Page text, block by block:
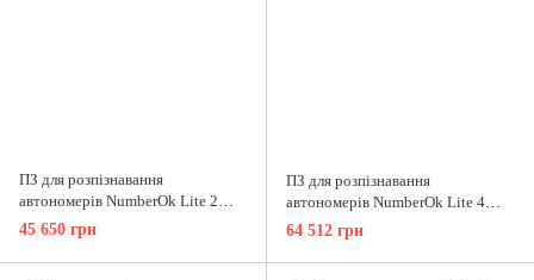
ПЗ для розпізнавання
автономерів NumberOk Lite 2
канали All UA
45 650 грн
ПЗ для розпізнавання
автономерів NumberOk Lite 4
канали All UA
64 512 грн